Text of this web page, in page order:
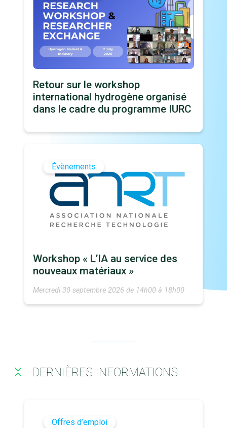
Retour sur le workshop
international hydrogène organisé
dans le cadre du programme IURC
Évènements
Workshop « L’IA au service des
nouveaux matériaux »
Mercredi 30 septembre 2026 de 14h00 à 18h00
DERNIÈRES INFORMATIONS
Offres d’emploi